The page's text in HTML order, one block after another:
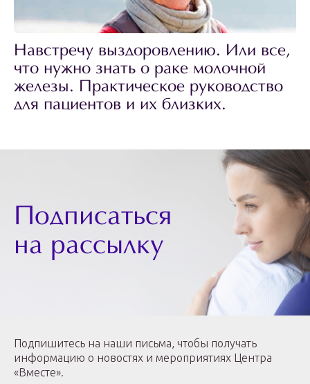
Навстречу выздоровлению. Или все,
что нужно знать о раке молочной
железы. Практическое руководство
для пациентов и их близких.
Подписаться
на рассылку
Подпишитесь на наши письма, чтобы получать
информацию о новостях и мероприятиях Центра
«Вместе».